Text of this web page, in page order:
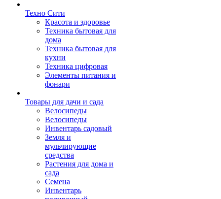
Техно Сити
Красота и здоровье
Техника бытовая для
дома
Техника бытовая для
кухни
Техника цифровая
Элементы питания и
фонари
Товары для дачи и сада
Велосипеды
Велосипеды
Инвентарь садовый
Земля и
мульчирующие
средства
Растения для дома и
сада
Семена
Инвентарь